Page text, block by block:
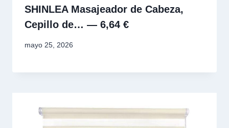
SHINLEA Masajeador de Cabeza,
Cepillo de… — 6,64 €
mayo 25, 2026